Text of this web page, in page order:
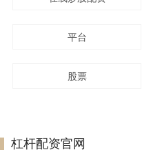
平台
股票
杠杆配资官网